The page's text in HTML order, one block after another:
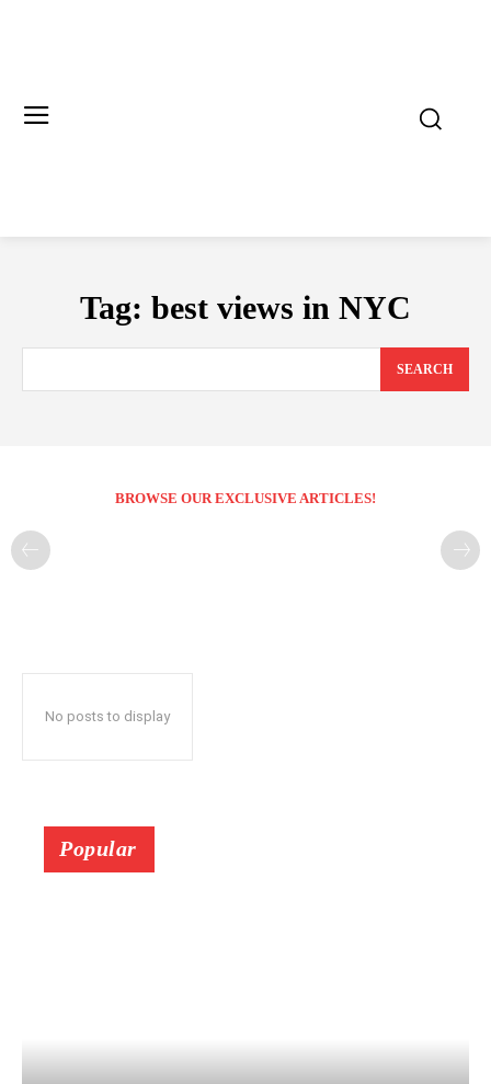
Tag: best views in NYC
SEARCH
BROWSE OUR EXCLUSIVE ARTICLES!
No posts to display
Popular